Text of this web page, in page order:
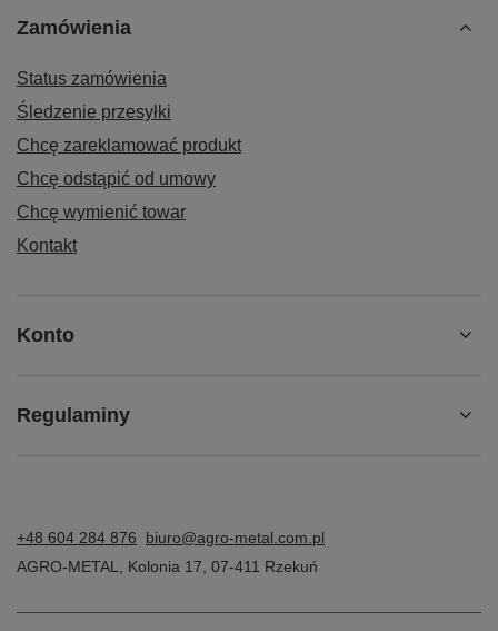
Zamówienia
Status zamówienia
Śledzenie przesyłki
Chcę zareklamować produkt
Chcę odstąpić od umowy
Chcę wymienić towar
Kontakt
Konto
Regulaminy
+48 604 284 876
biuro@agro-metal.com.pl
AGRO-METAL
Kolonia 17 07-411 Rzekuń